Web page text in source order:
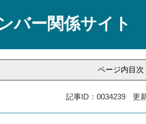
バー関係サイト
ページ内目次
記事ID：0034239 更